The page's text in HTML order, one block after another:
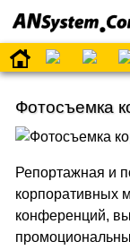
Фотосъемка
Репортажная и
корпоративных
конференций,